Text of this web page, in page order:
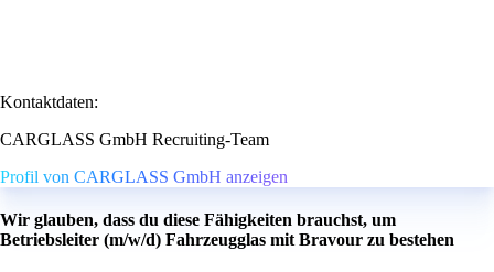
Kontaktdaten:
CARGLASS GmbH Recruiting-Team
Profil von CARGLASS GmbH anzeigen
Wir glauben, dass du diese Fähigkeiten brauchst, um
Betriebsleiter (m/w/d) Fahrzeugglas mit Bravour zu bestehen